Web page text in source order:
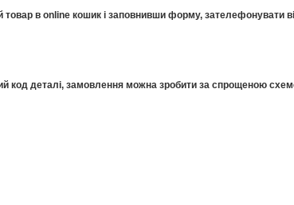
в online кошик і заповнивши форму, зателефонувати
код деталі, замовлення можна зробити за спрощеною